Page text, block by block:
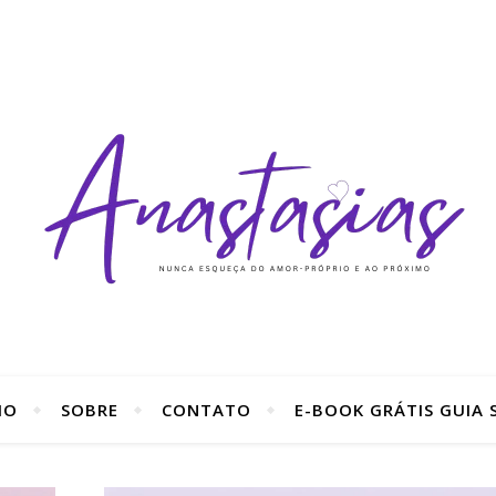
SOBRE CONTATO E-BOOK GRÁTIS GUIA